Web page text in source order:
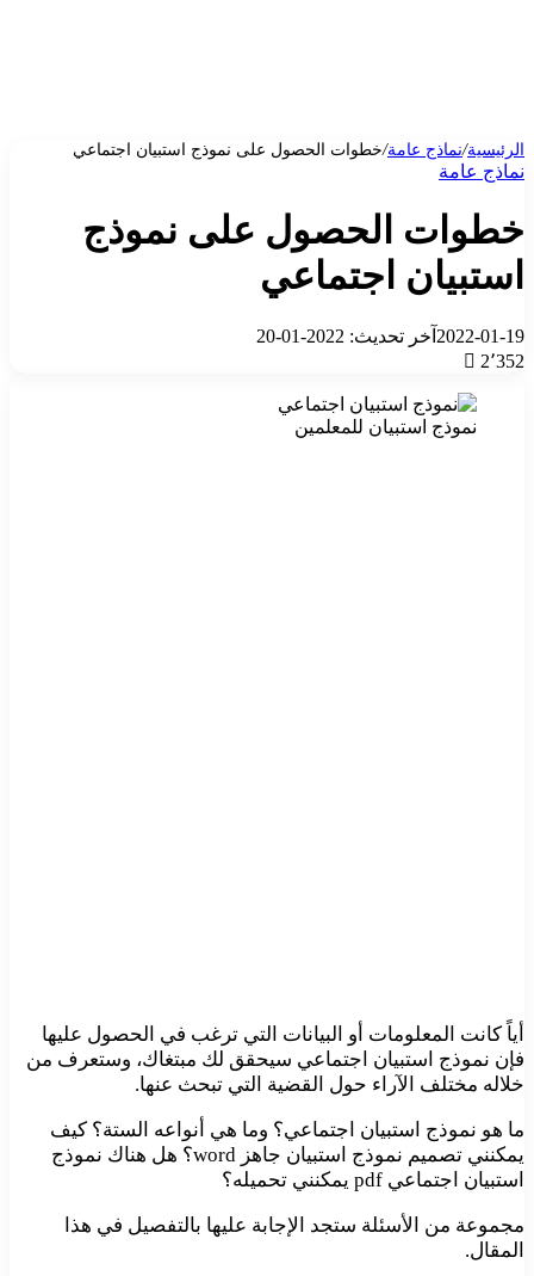
الرئيسية/نماذج عامة/خطوات الحصول على نموذج استبيان اجتماعي
نماذج عامة
خطوات الحصول على نموذج
استبيان اجتماعي
2022-01-19 آخر تحديث: 2022-01-20
2٬352
نموذج استبيان للمعلمين
أياً كانت المعلومات أو البيانات التي ترغب في الحصول عليها
فإن نموذج استبيان اجتماعي سيحقق لك مبتغاك، وستعرف من
خلاله مختلف الآراء حول القضية التي تبحث عنها.
ما هو نموذج استبيان اجتماعي؟ وما هي أنواعه الستة؟ كيف
يمكنني تصميم نموذج استبيان جاهز word؟ هل هناك نموذج
استبيان اجتماعي pdf يمكنني تحميله؟
مجموعة من الأسئلة ستجد الإجابة عليها بالتفصيل في هذا
المقال.